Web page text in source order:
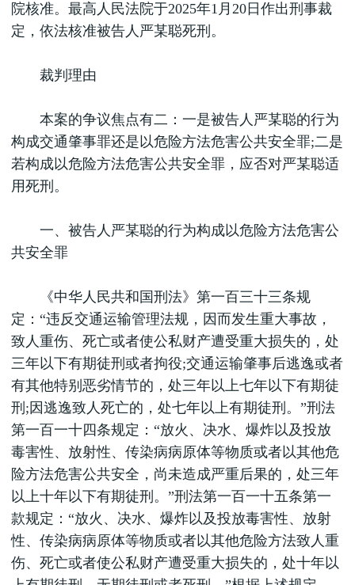
院核准。最高人民法院于2025年1月20日作出刑事裁
定，依法核准被告人严某聪死刑。
裁判理由
本案的争议焦点有二：一是被告人严某聪的行为
构成交通肇事罪还是以危险方法危害公共安全罪;二是
若构成以危险方法危害公共安全罪，应否对严某聪适
用死刑。
一、被告人严某聪的行为构成以危险方法危害公
共安全罪
《中华人民共和国刑法》第一百三十三条规
定：“违反交通运输管理法规，因而发生重大事故，
致人重伤、死亡或者使公私财产遭受重大损失的，处
三年以下有期徒刑或者拘役;交通运输肇事后逃逸或者
有其他特别恶劣情节的，处三年以上七年以下有期徒
刑;因逃逸致人死亡的，处七年以上有期徒刑。”刑法
第一百一十四条规定：“放火、决水、爆炸以及投放
毒害性、放射性、传染病病原体等物质或者以其他危
险方法危害公共安全，尚未造成严重后果的，处三年
以上十年以下有期徒刑。”刑法第一百一十五条第一
款规定：“放火、决水、爆炸以及投放毒害性、放射
性、传染病病原体等物质或者以其他危险方法致人重
伤、死亡或者使公私财产遭受重大损失的，处十年以